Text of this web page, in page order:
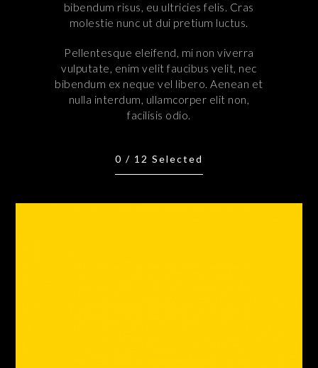
bibendum risus, eu ultricies felis. Cras
molestie nunc ut dui pretium luctus.
Pellentesque eleifend, mi non viverra
vulputate, enim velit faucibus velit, nec
bibendum ex neque vel libero. Aenean et
nulla interdum, ullamcorper elit non,
facilisis odio.
0 / 12 Selected